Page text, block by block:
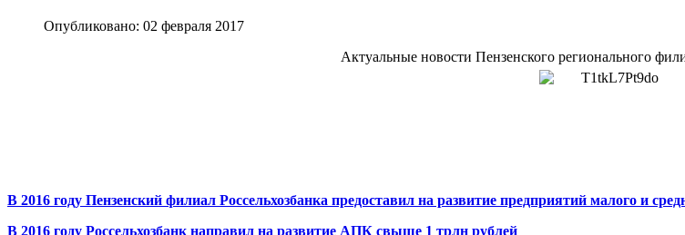
Опубликовано: 02 февраля 2017
Актуальные новости Пензенского регионального
В 2016 году Пензенский филиал Россельхозбанка предоставил на развитие предприятий малого и
В 2016 году Россельхозбанк направил на развитие АПК свыше 1 трлн рублей